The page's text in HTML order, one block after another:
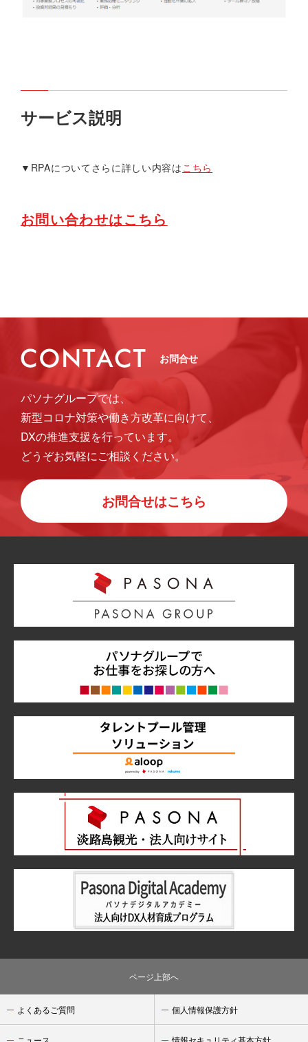
サービス説明
▼RPAについてさらに詳しい内容はこちら
お問い合わせはこちら
お問合せ
パソナグループでは、
新型コロナ対策や働き方改革に向けて、
DXの推進支援を行っています。
どうぞお気軽にご相談ください。
お問合せはこちら
ページ上部へ
よくあるご質問 個人情報保護方針